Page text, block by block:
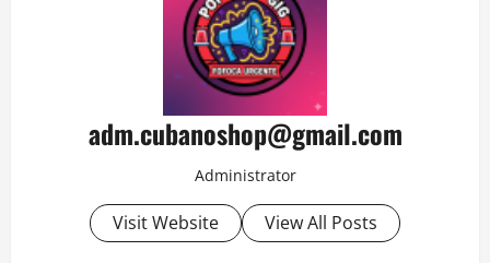
adm.cubanoshop@gmail.com
Administrator
Visit Website View All Posts